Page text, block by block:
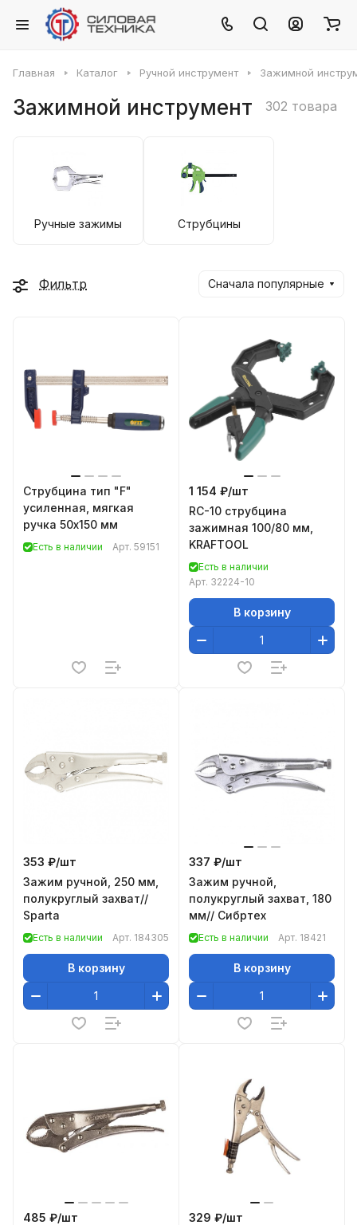
Главная Каталог Ручной инструмент Зажимной
Зажимной инструмент 302 товара
Ручные зажимы Струбцины
Фильтр Сначала популярные
Струбцина тип "F"
усиленная, мягкая
ручка 50х150 мм
Есть в наличии Арт. 59151
1 154 ₽/шт
RC-10 струбцина
зажимная 100/80 мм,
KRAFTOOL
Есть в наличии
Арт. 32224-10
В корзину
353 ₽/шт
Зажим ручной, 250 мм,
полукруглый захват//
Sparta
Есть в наличии Арт. 184305
В корзину
337 ₽/шт
Зажим ручной,
полукруглый захват, 180
мм// Сибртех
Есть в наличии Арт. 18421
В корзину
485 ₽/шт
329 ₽/шт